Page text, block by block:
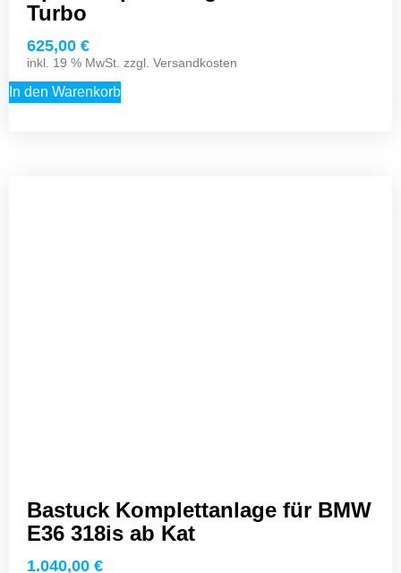
Turbo
625,00 €
inkl. 19 % MwSt. zzgl. Versandkosten
In den Warenkorb
Bastuck Komplettanlage für BMW
E36 318is ab Kat
1.040,00 €